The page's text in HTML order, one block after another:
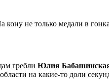
не только медали в
гребли Юлия
на какие-то доли